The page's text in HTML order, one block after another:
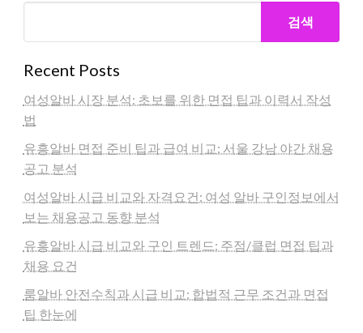
검색
Recent Posts
여성알바 시장 분석: 초보를 위한 면접 팁과 이력서 작성
법
유흥알바 면접 준비 팁과 급여 비교: 서울 강남 야간 채용
공고 분석
여성알바 시급 비교와 자격요건: 여성 알바 구인정보에서
보는 채용공고 동향 분석
유흥알바 시급 비교와 구인 트렌드: 주점/클럽 면접 팁과
채용 요건
룸알바 안전수칙과 시급 비교: 합법적 근무 조건과 면접
팁 한눈에